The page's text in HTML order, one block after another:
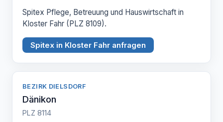
Spitex Pflege, Betreuung und Hauswirtschaft in
Kloster Fahr (PLZ 8109).
Spitex in Kloster Fahr anfragen
BEZIRK DIELSDORF
Dänikon
PLZ 8114